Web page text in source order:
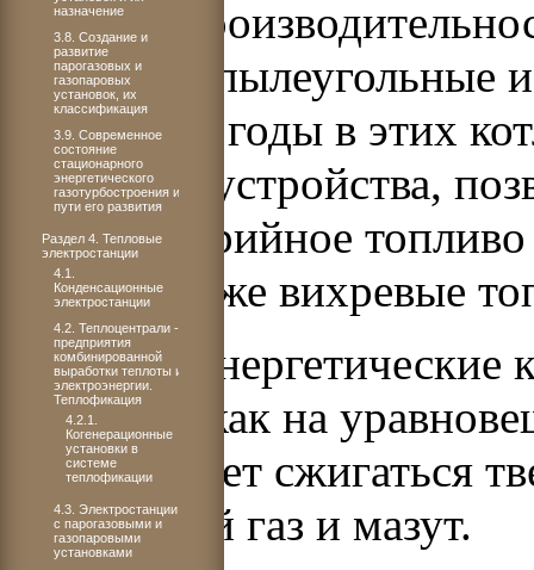
средней
камерные пылеугольные
последние годы в этих
топочные устройства,
низкокалорийное
слое, а также вихревые
Паровые
работают как на
В них может сжигаться
природный газ и мазут.
назначение
3.8. Создание и
развитие
парогазовых и
газопаровых
установок, их
классификация
3.9. Современное
состояние
стационарного
энергетического
газотурбостроения и
пути его развития
Раздел 4. Тепловые
электростанции
4.1.
Конденсационные
электростанции
4.2. Теплоцентрали -
предприятия
комбинированной
выработки теплоты и
электроэнергии.
Теплофикация
4.2.1.
Когенерационные
установки в
системе
теплофикации
4.3. Электростанции
с парогазовыми и
газопаровыми
установками